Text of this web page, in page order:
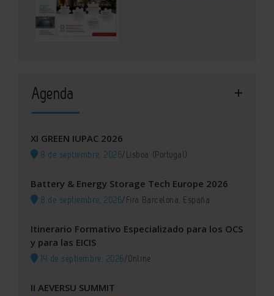
Agenda
XI GREEN IUPAC 2026
8 de septiembre, 2026/Lisboa (Portugal)
Battery & Energy Storage Tech Europe 2026
8 de septiembre, 2026/Fira Barcelona, España
Itinerario Formativo Especializado para los OCS
y para las EICIS
14 de septiembre, 2026/Online
II AEVERSU SUMMIT